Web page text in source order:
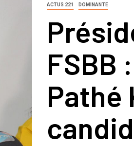
ACTUS 221 DOMINANTE
FSBB
Pathé